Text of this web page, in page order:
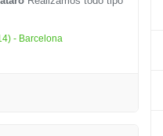
- Barcelona